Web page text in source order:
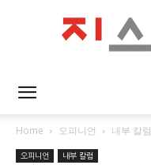
Home 오피니언 내부 칼럼
오피니언 내부 칼럼